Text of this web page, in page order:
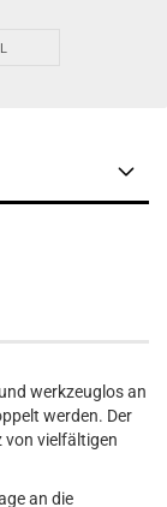
werkzeuglos an
werden. Der
von vielfältigen
an die